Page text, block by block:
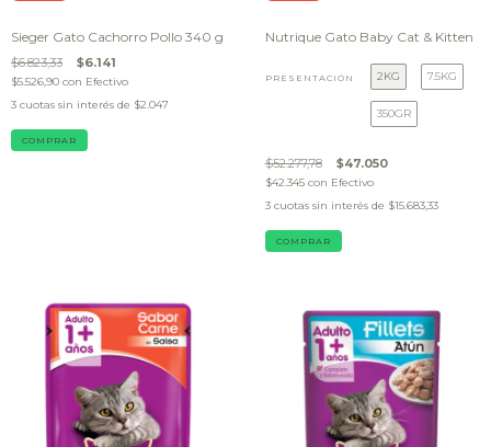
Sieger Gato Cachorro Pollo 340 g
$6.823,33 $6.141
$5.526,90 con Efectivo
3 cuotas sin interés de $2.047
Nutrique Gato Baby Cat & Kitten
PRESENTACIÓN 2KG 7.5KG
350GR
$52.277,78 $47.050
$42.345 con Efectivo
3 cuotas sin interés de $15.683,33
COMPRAR